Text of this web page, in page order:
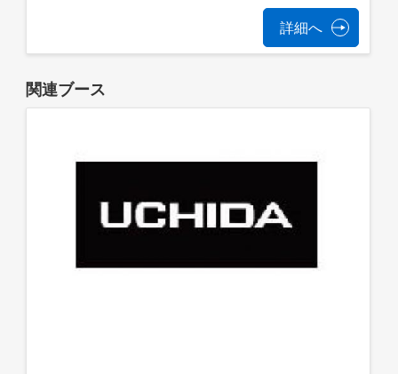
詳細へ
関連ブース